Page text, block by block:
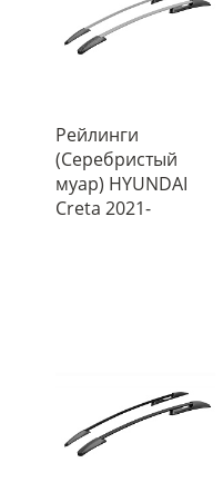
Рейлинги
(Серебристый
муар) HYUNDAI
Creta 2021-